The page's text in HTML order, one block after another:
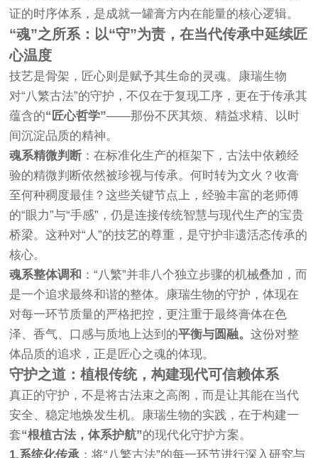
证的时序体系，是成就一罐膏方内在能量的核心逻辑。
“魂”之所系：以“守”为责，在当代传承中延续匠
心温度
技艺是骨架，匠心则是赋予其生命的灵魂。康瑞生物
对“八繁古法”的守护，不仅在于复现工序，更在于传承其
蕴含的“匠心哲学”——那份不厌其烦、精益求精、以时
间沉淀品质的精神。
魂系精微判断 ：在标准化生产的框架下，古法中依赖经
验的精微判断依然被珍视与传承。何时转为文火？收膏
至何种稠度最佳？这些关键节点上，经验丰富的老师傅
的“眼力”与“手感”，仍是连接传统智慧与现代生产的宝贵
桥梁。这种对“人”的技艺的尊重，是守护非遗活态传承的
核心。
魂系整体调和 ：“八繁”并非八个独立步骤的机械叠加，而
是一个追求最终和谐的整体。康瑞生物的守护，体现在
对每一环节质量的严格把控，更注重于最终膏体在色
泽、香气、口感与质地上达到的平衡与圆融。这份对整
体品质的追求，正是匠心之魂的体现。
守护之道：植根传统，构建现代可信赖体系
真正的守护，不是将古法束之高阁，而是让其能在当代
安全、稳定地焕发生机。康瑞生物的实践，在于构建一
套“根植古法，体系护航”的现代化守护方案。
1.系统化传承：将“八繁古法”的每一环节进行深入研究与